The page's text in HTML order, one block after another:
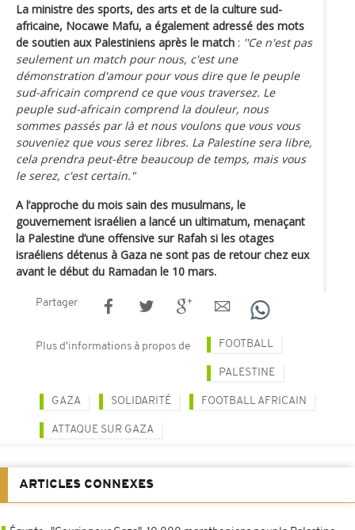
La ministre des sports, des arts et de la culture sud-
africaine, Nocawe Mafu, a également adressé des mots
de soutien aux Palestiniens après le match : ''Ce n'est pas
seulement un match pour nous, c'est une
démonstration d'amour pour vous dire que le peuple
sud-africain comprend ce que vous traversez. Le
peuple sud-africain comprend la douleur, nous
sommes passés par là et nous voulons que vous vous
souveniez que vous serez libres. La Palestine sera libre,
cela prendra peut-être beaucoup de temps, mais vous
le serez, c'est certain."
A l’approche du mois sain des musulmans, le
gouvernement israélien a lancé un ultimatum, menaçant
la Palestine d’une offensive sur Rafah si les otages
israéliens détenus à Gaza ne sont pas de retour chez eux
avant le début du Ramadan le 10 mars.
Partager
Plus d'informations à propos de FOOTBALL
PALESTINE
GAZA SOLIDARITÉ FOOTBALL AFRICAIN
ATTAQUE SUR GAZA
ARTICLES CONNEXES